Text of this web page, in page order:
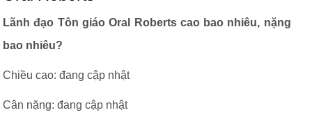
Lãnh đạo Tôn giáo Oral Roberts cao bao nhiêu, nặng
bao nhiêu?
Chiều cao: đang cập nhật
Cân nặng: đang cập nhật